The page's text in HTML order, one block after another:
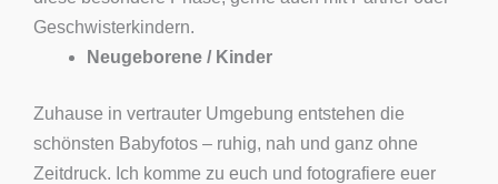
Geschwisterkindern.
Neugeborene / Kinder
Zuhause in vertrauter Umgebung entstehen die
schönsten Babyfotos – ruhig, nah und ganz ohne
Zeitdruck. Ich komme zu euch und fotografiere euer